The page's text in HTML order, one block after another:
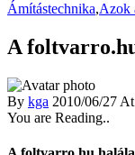
Ámítástechnika,Azok
A
By kga 2010/06/27
You are Reading..